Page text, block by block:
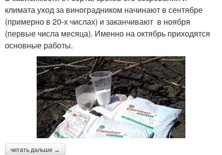
климата уход за виноградником начинают в сентябре
(примерно в 20-х числах) и заканчивают в ноября
(первые числа месяца). Именно на октябрь приходятся
основные работы.
читать дальше →